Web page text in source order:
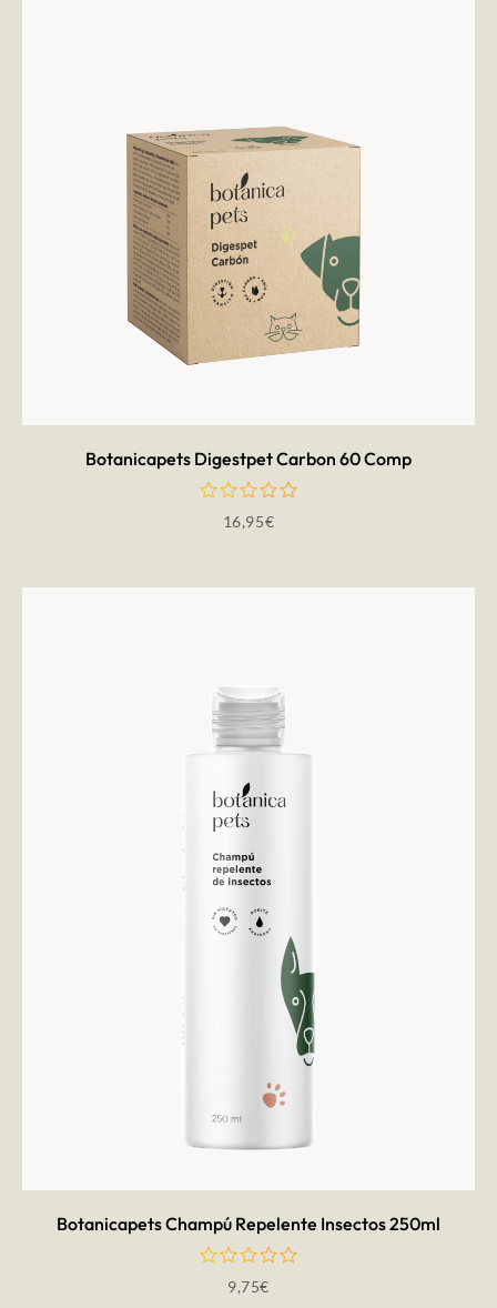
AÑADIR AL CARRITO
Botanicapets Digestpet Carbon 60 Comp
16,95€
AÑADIR AL CARRITO
Botanicapets Champú Repelente Insectos 250ml
9,75€